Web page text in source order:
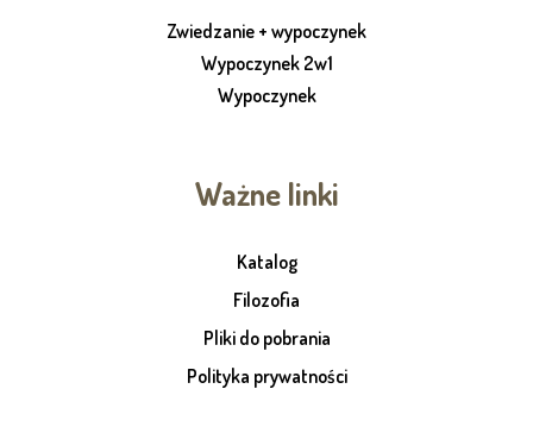
Zwiedzanie + wypoczynek
Wypoczynek 2w1
Wypoczynek
Ważne linki
Katalog
Filozofia
Pliki do pobrania
Polityka prywatności